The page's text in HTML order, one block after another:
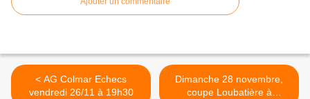
< AG Colmar Echecs
vendredi 26/11 à 19h30
Dimanche 28 novembre,
coupe Loubatière à